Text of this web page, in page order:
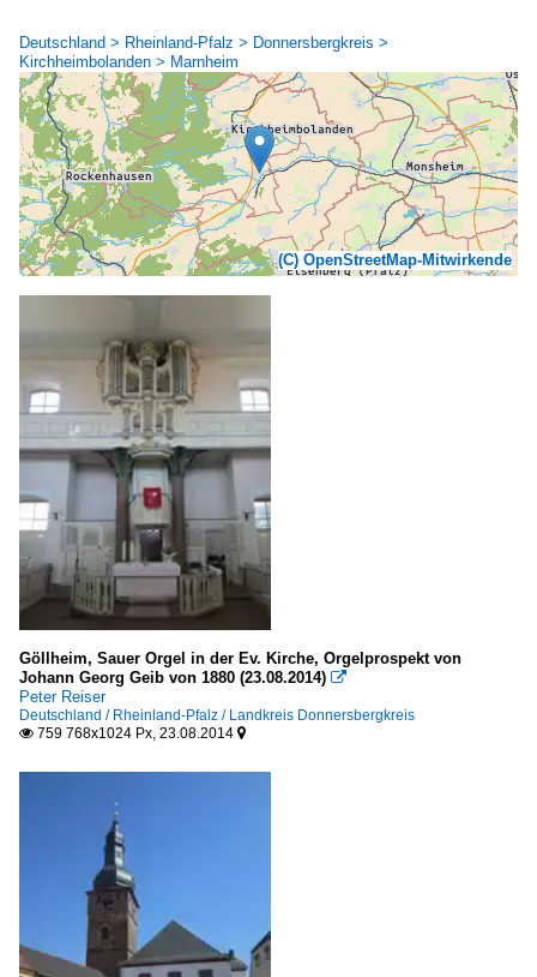
Deutschland > Rheinland-Pfalz > Donnersbergkreis >
Kirchheimbolanden > Marnheim
(C) OpenStreetMap-Mitwirkende
Göllheim, Sauer Orgel in der Ev. Kirche, Orgelprospekt von
Johann Georg Geib von 1880 (23.08.2014) 
Peter Reiser
Deutschland / Rheinland-Pfalz / Landkreis Donnersbergkreis
 759 768x1024 Px, 23.08.2014 